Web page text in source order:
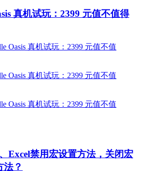
真机试玩：2399 元值不值得
Excel禁用宏设置方法，关闭宏
法？